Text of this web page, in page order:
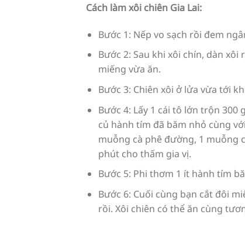
Cách làm xôi chiên Gia Lai:
Bước 1: Nếp vo sạch rồi đem
Bước 2: Sau khi xôi chín, dàn
miếng vừa ăn.
Bước 3: Chiên xôi ở lửa vừa tới
Bước 4: Lấy 1 cái tô lớn trộn 300
củ hành tím đã băm nhỏ cùng
muỗng cà phê đường, 1 muỗng
phút cho thấm gia vị.
Bước 5: Phi thơm 1 ít hành tím
Bước 6: Cuối cùng bạn cắt đôi
rồi. Xôi chiên có thể ăn cùng